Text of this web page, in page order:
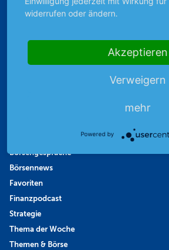
Schutz persönlicher Daten
Sicher mit SSL-
Börsengespräche
Börsennews
Favoriten
Finanzpodcast
Strategie
Thema der Woche
Themen & Börse
widerrufen oder ändern.
Akzeptieren
Verweigern
mehr
Powered by